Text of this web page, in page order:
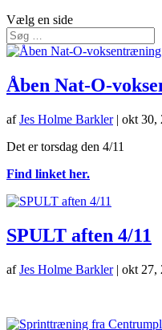
Vælg en side
Åben Nat-O-
afJes Holme Barkler| okt 30,
Det er torsdag den 4/11
Find linket her.
SPULT aften 4/11
afJes Holme Barkler| okt 27,